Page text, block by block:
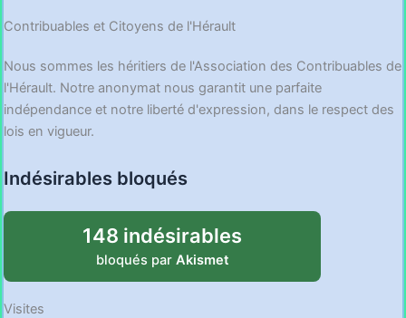
Contribuables et Citoyens de l'Hérault
Nous sommes les héritiers de l'Association des Contribuables de
l'Hérault. Notre anonymat nous garantit une parfaite
indépendance et notre liberté d'expression, dans le respect des
lois en vigueur.
Indésirables bloqués
148 indésirables
bloqués par Akismet
Visites